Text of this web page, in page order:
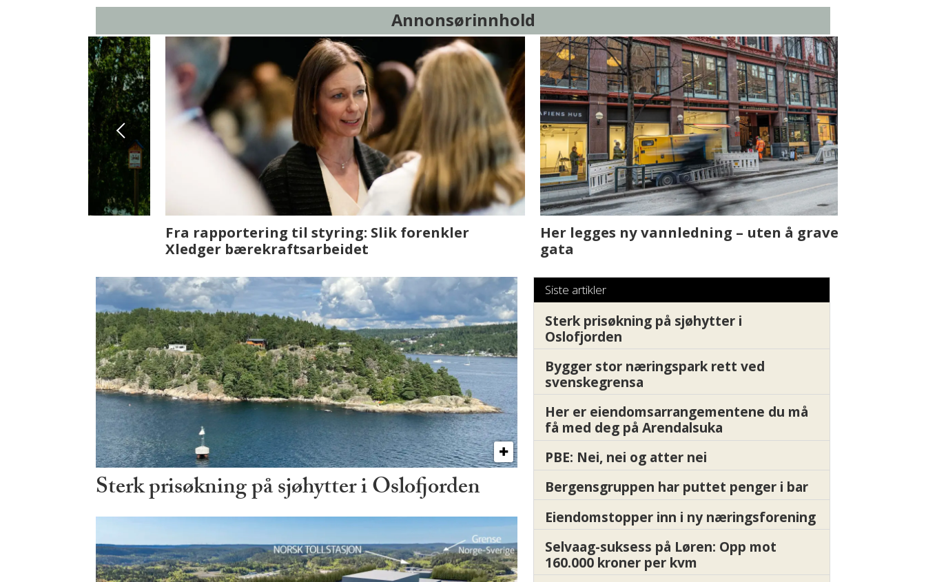
Annonsørinnhold
Fenistra endrer eiendomsbransjen med AI. Slik
ser vi på fremtiden
Det er i Drammen det skjer
Sterk prisøkning på sjøhytter i Oslofjorden
Siste artikler
Sterk prisøkning på sjøhytter i
Oslofjorden
Bygger stor næringspark rett ved
svenskegrensa
Her er eiendomsarrangementene du må
få med deg på Arendalsuka
PBE: Nei, nei og atter nei
Bergensgruppen har puttet penger i bar
Eiendomstopper inn i ny næringsforening
Selvaag-suksess på Løren: Opp mot
160.000 kroner per kvm